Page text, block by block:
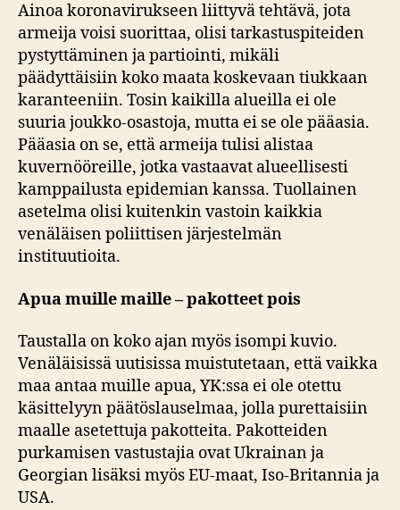
Ainoa koronavirukseen liittyvä tehtävä, jota
armeija voisi suorittaa, olisi tarkastuspiteiden
pystyttäminen ja partiointi, mikäli
päädyttäisiin koko maata koskevaan tiukkaan
karanteeniin. Tosin kaikilla alueilla ei ole
suuria joukko-osastoja, mutta ei se ole pääasia.
Pääasia on se, että armeija tulisi alistaa
kuvernööreille, jotka vastaavat alueellisesti
kamppailusta epidemian kanssa. Tuollainen
asetelma olisi kuitenkin vastoin kaikkia
venäläisen poliittisen järjestelmän
instituutioita.
Apua muille maille – pakotteet pois
Taustalla on koko ajan myös isompi kuvio.
Venäläisissä uutisissa muistutetaan, että vaikka
maa antaa muille apua, YK:ssa ei ole otettu
käsittelyyn päätöslauselmaa, jolla purettaisiin
maalle asetettuja pakotteita. Pakotteiden
purkamisen vastustajia ovat Ukrainan ja
Georgian lisäksi myös EU-maat, Iso-Britannia ja
USA.